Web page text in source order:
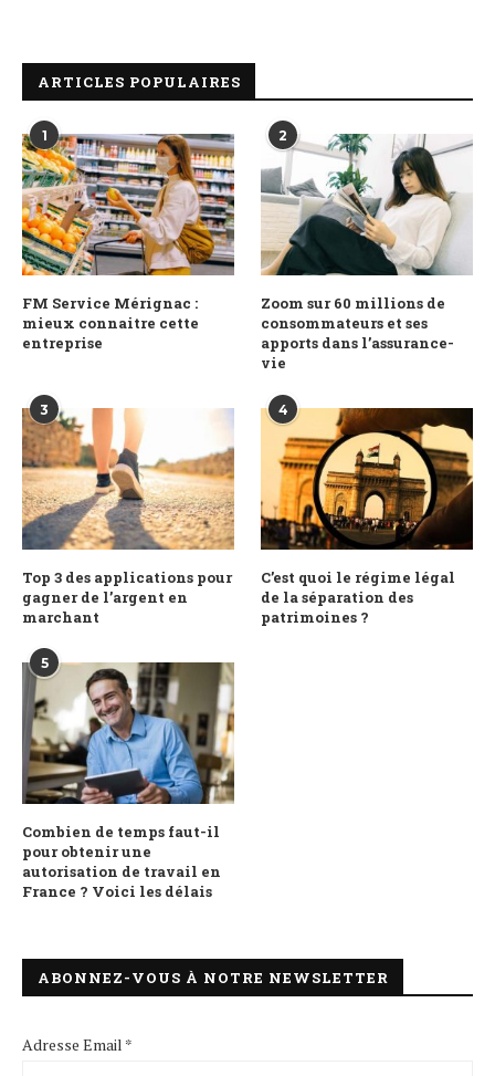
ARTICLES POPULAIRES
1
FM Service Mérignac :
mieux connaitre cette
entreprise
2
Zoom sur 60 millions de
consommateurs et ses
apports dans l’assurance-
vie
3
Top 3 des applications pour
gagner de l’argent en
marchant
4
C’est quoi le régime légal
de la séparation des
patrimoines ?
5
Combien de temps faut-il
pour obtenir une
autorisation de travail en
France ? Voici les délais
ABONNEZ-VOUS À NOTRE NEWSLETTER
Adresse Email *